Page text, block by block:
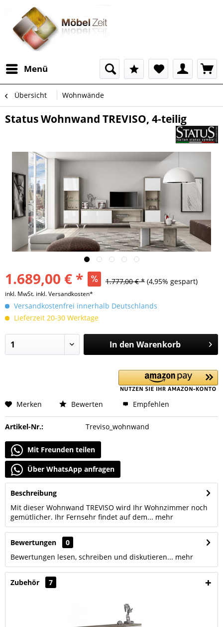
Menü
Übersicht Wohnwände
Status Wohnwand TREVISO, 4-teilig
1.689,00 € * 1.777,00 € * (4,95% gespart)
inkl. MwSt. inkl. Versandkosten*
Versandkostenfrei innerhalb Deutschlands
Lieferzeit 20-30 Werktage
In den Warenkorb
Merken Bewerten Empfehlen
Artikel-Nr.: Treviso_wohnwand
Mit Freunden teilen
Über WhatsApp anfragen
Beschreibung
Mit dieser Wohnwand TREVISO wird Ihr Wohnzimmer noch
gemütlicher. Ihr Fernsehr findet auf dem... mehr
Bewertungen
0
Bewertungen lesen, schreiben und diskutieren... mehr
Zubehör 7